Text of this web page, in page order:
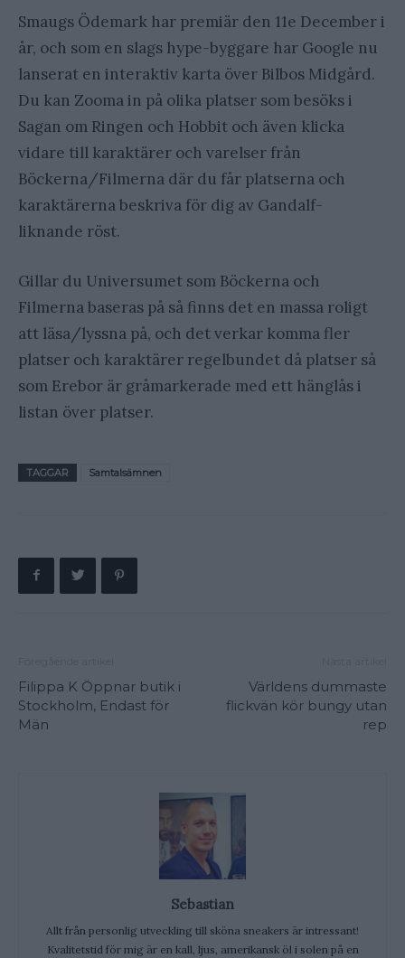
Smaugs Ödemark har premiär den 11e December i
år, och som en slags hype-byggare har Google nu
lanserat en interaktiv karta över Bilbos Midgård.
Du kan Zooma in på olika platser som besöks i
Sagan om Ringen och Hobbit och även klicka
vidare till karaktärer och varelser från
Böckerna/Filmerna där du får platserna och
karaktärerna beskriva för dig av Gandalf-
liknande röst.
Gillar du Universumet som Böckerna och
Filmerna baseras på så finns det en massa roligt
att läsa/lyssna på, och det verkar komma fler
platser och karaktärer regelbundet då platser så
som Erebor är gråmarkerade med ett hänglås i
listan över platser.
TAGGAR Samtalsämnen
Filippa K Öppnar butik i
Stockholm, Endast för
Män
Världens dummaste
flickvän kör bungy utan
rep
Sebastian
Allt från personlig utveckling till sköna sneakers är intressant!
Kvalitetstid för mig är en kall, ljus, amerikansk öl i solen på en